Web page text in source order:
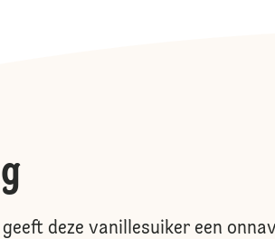
deze vanillesuiker een